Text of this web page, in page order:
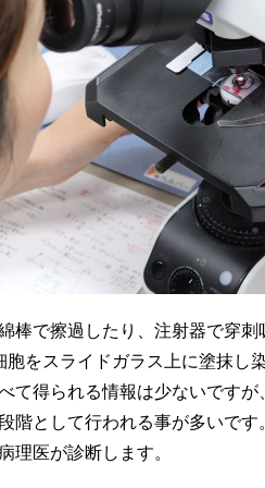
棒で擦過したり、注射器で穿
胞をスライドガラス上に塗抹し
て得られる情報は少ないです
階として行われる事が多いで
理医が診断します。